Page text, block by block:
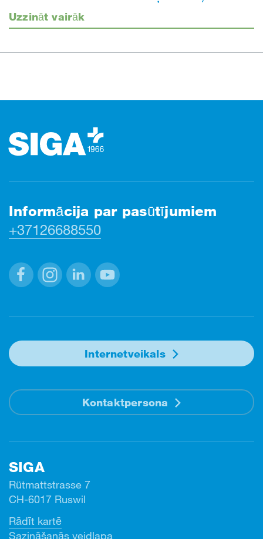
Uzzināt vairāk
Informācija par pasūtījumiem
+37126688550
Internetveikals
Kontaktpersona
SIGA
Rütmattstrasse 7
CH-6017 Ruswil
Rādīt kartē
Sazināšanās veidlapa